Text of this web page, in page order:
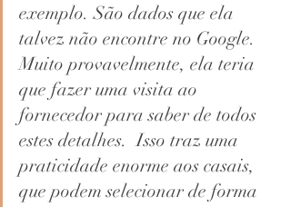
exemplo. São dados que ela
talvez não encontre no Google.
Muito provavelmente, ela teria
que fazer uma visita ao
fornecedor para saber de todos
estes detalhes.  Isso traz uma
praticidade enorme aos casais,
que podem selecionar de forma